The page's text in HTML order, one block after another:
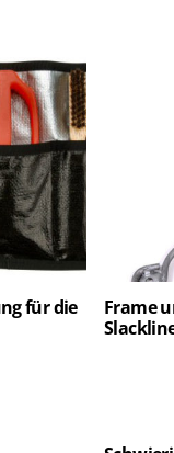
für die
Frame